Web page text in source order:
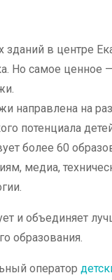
в центре
Но самое ценное
направлена на
потенциала
более 60
медиа,
и объединяет
образования.
оператор